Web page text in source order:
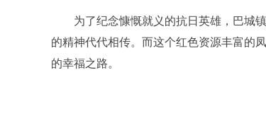
为了纪念慷慨就义的抗日英雄，巴城镇
的精神代代相传。而这个红色资源丰富的
的幸福之路。